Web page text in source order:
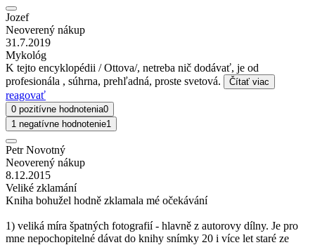
Jozef
Neoverený nákup
31.7.2019
Mykológ
K tejto encyklopédii / Ottova/, netreba nič dodávať, je od
profesionála , súhrna, prehľadná, proste svetová.
Čítať viac
reagovať
0 pozitívne hodnotenia0
1 negatívne hodnotenie1
Petr Novotný
Neoverený nákup
8.12.2015
Veliké zklamání
Kniha bohužel hodně zklamala mé očekávání
1) veliká míra špatných fotografií - hlavně z autorovy dílny. Je pro
mne nepochopitelné dávat do knihy snímky 20 i více let staré ze